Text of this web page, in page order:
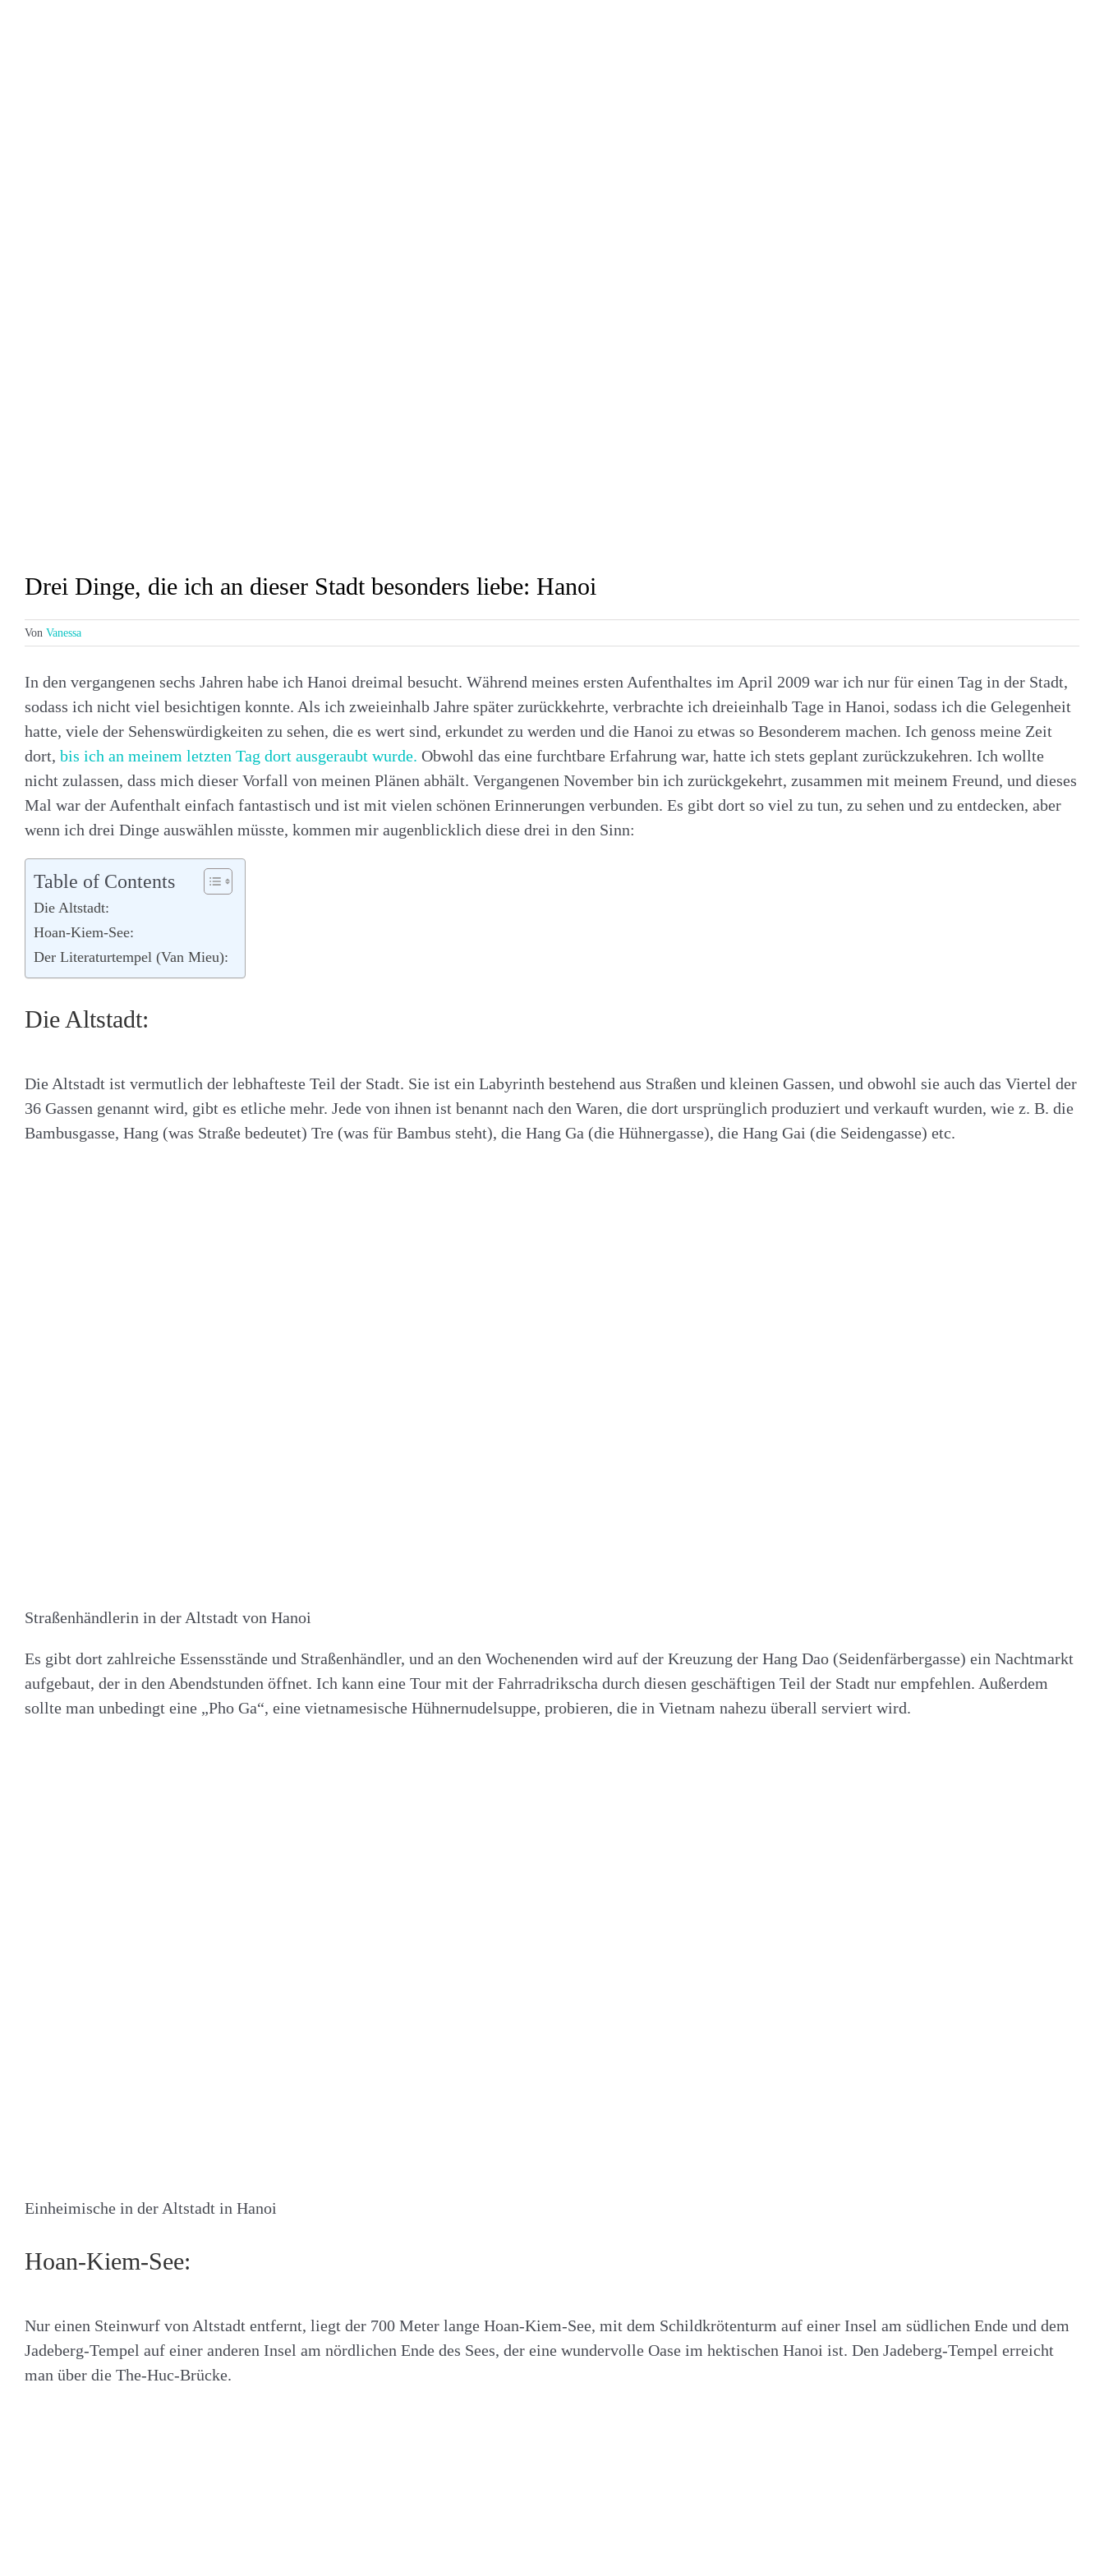
Drei Dinge, die ich an dieser Stadt besonders liebe: Hanoi
Von Vanessa
In den vergangenen sechs Jahren habe ich Hanoi dreimal besucht. Während meines ersten Aufenthaltes im April 2009 war ich nur für einen Tag in der Stadt,
sodass ich nicht viel besichtigen konnte. Als ich zweieinhalb Jahre später zurückkehrte, verbrachte ich dreieinhalb Tage in Hanoi, sodass ich die Gelegenheit
hatte, viele der Sehenswürdigkeiten zu sehen, die es wert sind, erkundet zu werden und die Hanoi zu etwas so Besonderem machen. Ich genoss meine Zeit
dort, bis ich an meinem letzten Tag dort ausgeraubt wurde. Obwohl das eine furchtbare Erfahrung war, hatte ich stets geplant zurückzukehren. Ich wollte
nicht zulassen, dass mich dieser Vorfall von meinen Plänen abhält. Vergangenen November bin ich zurückgekehrt, zusammen mit meinem Freund, und dieses
Mal war der Aufenthalt einfach fantastisch und ist mit vielen schönen Erinnerungen verbunden. Es gibt dort so viel zu tun, zu sehen und zu entdecken, aber
wenn ich drei Dinge auswählen müsste, kommen mir augenblicklich diese drei in den Sinn:
Table of Contents
Die Altstadt:
Hoan-Kiem-See:
Der Literaturtempel (Van Mieu):
Die Altstadt:
Die Altstadt ist vermutlich der lebhafteste Teil der Stadt. Sie ist ein Labyrinth bestehend aus Straßen und kleinen Gassen, und obwohl sie auch das Viertel der
36 Gassen genannt wird, gibt es etliche mehr. Jede von ihnen ist benannt nach den Waren, die dort ursprünglich produziert und verkauft wurden, wie z. B. die
Bambusgasse, Hang (was Straße bedeutet) Tre (was für Bambus steht), die Hang Ga (die Hühnergasse), die Hang Gai (die Seidengasse) etc.
Straßenhändlerin in der Altstadt von Hanoi
Es gibt dort zahlreiche Essensstände und Straßenhändler, und an den Wochenenden wird auf der Kreuzung der Hang Dao (Seidenfärbergasse) ein Nachtmarkt
aufgebaut, der in den Abendstunden öffnet. Ich kann eine Tour mit der Fahrradrikscha durch diesen geschäftigen Teil der Stadt nur empfehlen. Außerdem
sollte man unbedingt eine „Pho Ga“, eine vietnamesische Hühnernudelsuppe, probieren, die in Vietnam nahezu überall serviert wird.
Einheimische in der Altstadt in Hanoi
Hoan-Kiem-See:
Nur einen Steinwurf von Altstadt entfernt, liegt der 700 Meter lange Hoan-Kiem-See, mit dem Schildkrötenturm auf einer Insel am südlichen Ende und dem
Jadeberg-Tempel auf einer anderen Insel am nördlichen Ende des Sees, der eine wundervolle Oase im hektischen Hanoi ist. Den Jadeberg-Tempel erreicht
man über die The-Huc-Brücke.